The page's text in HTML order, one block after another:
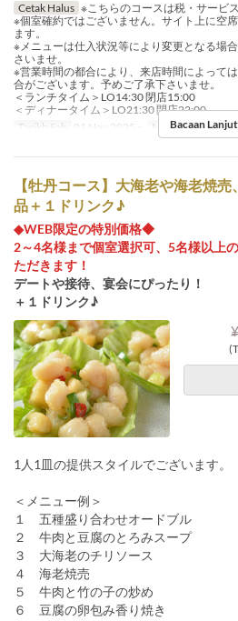
Cetak Halus ※こちらのコースは税・サービ
※個室確約ではございません。サイト上に空
ます。
※メニューは仕入状況等により変更となる場
さいませ。
※営業時間の都合により、来店時間によって
合がございます。予めご了承下さいませ。
＜ランチタイム＞LO14:30 閉店15:00
＜ディナータイム＞LO21:30 閉店22:00
Tarikh Sah
01 Nov 2025 ~ Makanan Makan
Bacaan Lanjut
【牡丹コース】大海老や海老焼
品＋１ドリンク♪
◆WEB限定の特別価格◆
2～4名様まで個室選択可、5名様以上
ただきます！
デートや接待、宴会にぴったり！
＋１ドリンク♪
1人1皿の提供スタイルでございます。
＜メニュー例＞
１ 五種盛り合わせオードブル
２ 牛肉と豆腐のとろみスープ
３ 大海老のチリソース
４ 海老焼売
５ 牛肉と竹の子の炒め
６ 豆腐の卵包み香り焼き